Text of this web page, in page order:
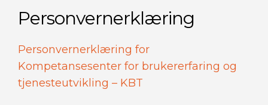
Personvernerklæring
Personvernerklæring for
Kompetansesenter for brukererfaring og
tjenesteutvikling – KBT